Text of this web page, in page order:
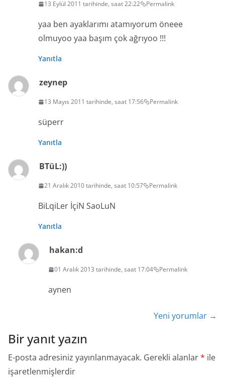
13 Eylül 2011 tarihinde, saat 22:22 Permalink
yaa ben ayaklarımı atamıyorum öneee
olmuyoo yaa başım çok ağrıyoo !!!
Yanıtla
zeynep
13 Mayıs 2011 tarihinde, saat 17:56 Permalink
süperr
Yanıtla
BTüL:))
21 Aralık 2010 tarihinde, saat 10:57 Permalink
BiLqiLer İçiN SaoLuN
Yanıtla
hakan:d
01 Aralık 2013 tarihinde, saat 17:04 Permalink
aynen
Yeni yorumlar →
Bir yanıt yazın
E-posta adresiniz yayınlanmayacak. Gerekli alanlar* ile
işaretlenmişlerdir